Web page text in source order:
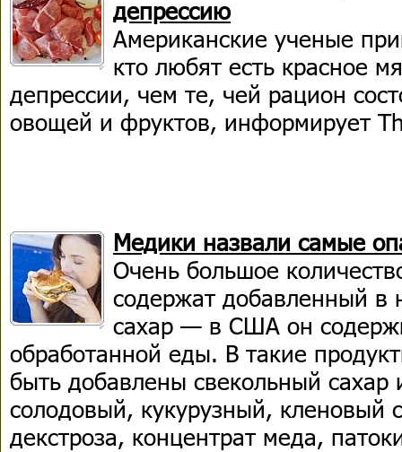
депрессию
Американские ученые
кто любят есть красное
депрессии, чем те, чей рацион
овощей и фруктов, информирует
Медики назвали самые
Очень большое
содержат добавленный в
сахар — в США он
обработанной еды. В такие
быть добавлены свекольный сахар
солодовый, кукурузный, кленовый
декстроза, концентрат меда,